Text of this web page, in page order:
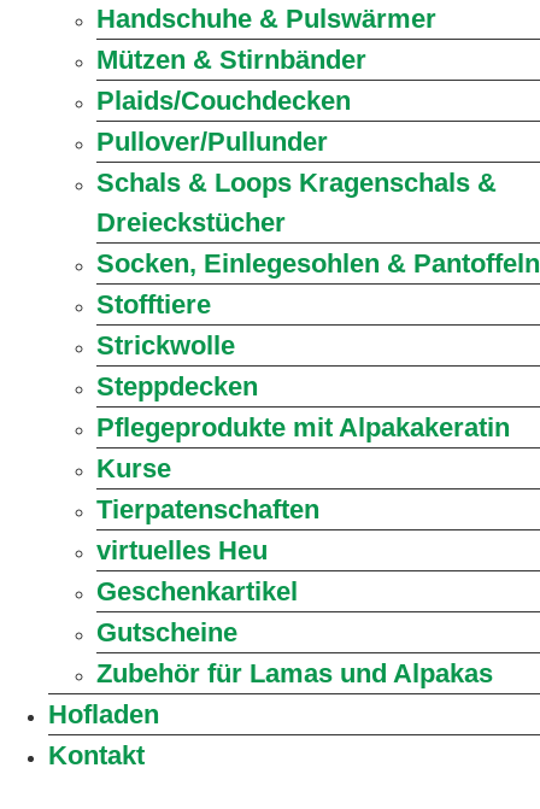
Handschuhe & Pulswärmer
Mützen & Stirnbänder
Plaids/Couchdecken
Pullover/Pullunder
Schals & Loops Kragenschals &
Dreieckstücher
Socken, Einlegesohlen & Pantoffeln
Stofftiere
Strickwolle
Steppdecken
Pflegeprodukte mit Alpakakeratin
Kurse
Tierpatenschaften
virtuelles Heu
Geschenkartikel
Gutscheine
Zubehör für Lamas und Alpakas
Hofladen
Kontakt